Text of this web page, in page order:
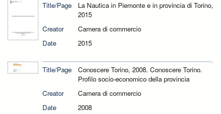
Title/Page
La Nautica in Piemonte e in provincia di Torino,
2015
Creator
Camera di commercio
Date
2015
Title/Page
Conoscere Torino, 2008. Conoscere Torino.
Profilo socio-economico della provincia
Creator
Camera di commercio
Date
2008